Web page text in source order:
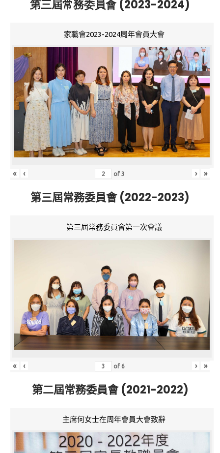
第三屆常務委員會 (2023-2024)
家職會2023-2024周年會員大會
« ‹ of3 › »
第三屆常務委員會 (2022-2023)
第三屆常務委員會第一次會議
« ‹ of 6 › »
第二屆常務委員會 (2021-2022)
主席何女士在周年會員大會致辭